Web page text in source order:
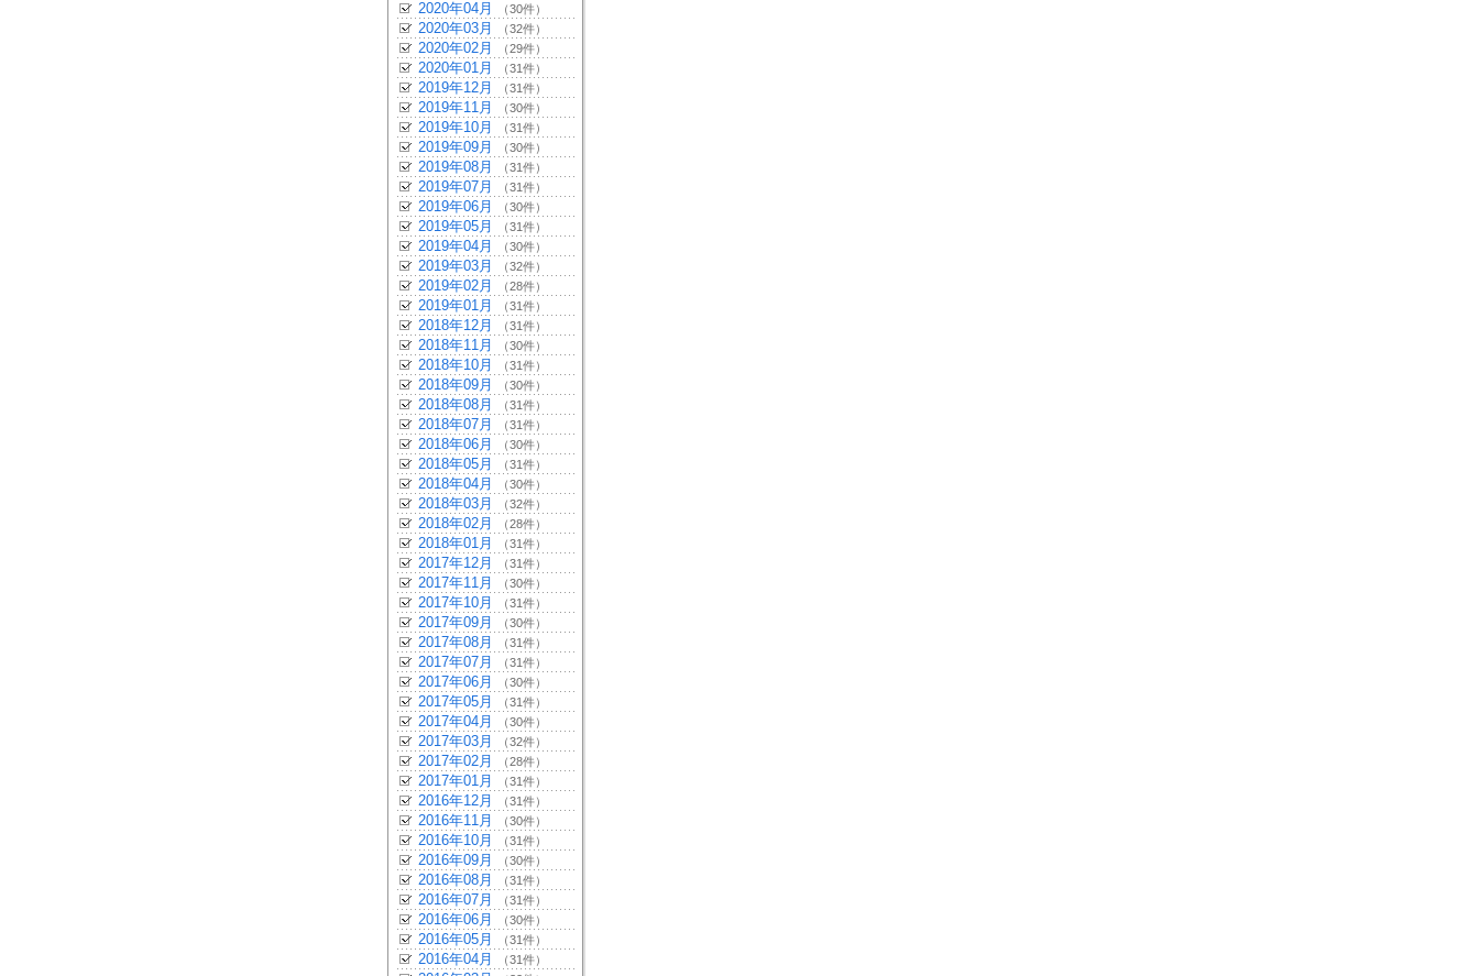
2020年04月 （30件）
2020年03月 （32件）
2020年02月 （29件）
2020年01月 （31件）
2019年12月 （31件）
2019年11月 （30件）
2019年10月 （31件）
2019年09月 （30件）
2019年08月 （31件）
2019年07月 （31件）
2019年06月 （30件）
2019年05月 （31件）
2019年04月 （30件）
2019年03月 （32件）
2019年02月 （28件）
2019年01月 （31件）
2018年12月 （31件）
2018年11月 （30件）
2018年10月 （31件）
2018年09月 （30件）
2018年08月 （31件）
2018年07月 （31件）
2018年06月 （30件）
2018年05月 （31件）
2018年04月 （30件）
2018年03月 （32件）
2018年02月 （28件）
2018年01月 （31件）
2017年12月 （31件）
2017年11月 （30件）
2017年10月 （31件）
2017年09月 （30件）
2017年08月 （31件）
2017年07月 （31件）
2017年06月 （30件）
2017年05月 （31件）
2017年04月 （30件）
2017年03月 （32件）
2017年02月 （28件）
2017年01月 （31件）
2016年12月 （31件）
2016年11月 （30件）
2016年10月 （31件）
2016年09月 （30件）
2016年08月 （31件）
2016年07月 （31件）
2016年06月 （30件）
2016年05月 （31件）
2016年04月 （31件）